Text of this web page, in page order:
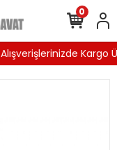
Kargo
0